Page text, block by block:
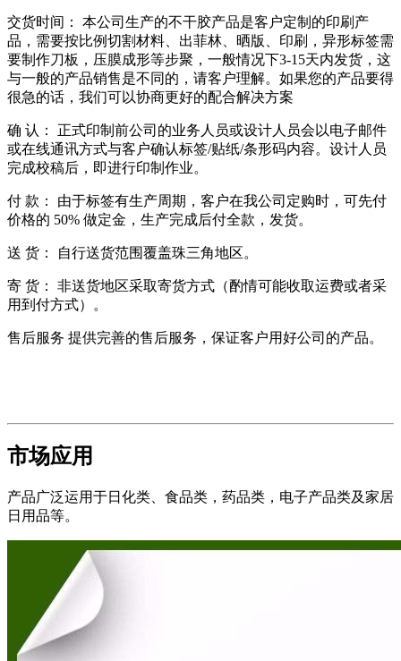
交货时间： 本公司生产的不干胶产品是客户定制的印刷产
品，需要按比例切割材料、出菲林、晒版、印刷，异形标签需
要制作刀板，压膜成形等步聚，一般情况下3-15天内发货，这
与一般的产品销售是不同的，请客户理解。如果您的产品要得
很急的话，我们可以协商更好的配合解决方案
确 认： 正式印制前公司的业务人员或设计人员会以电子邮件
或在线通讯方式与客户确认标签/贴纸/条形码内容。设计人员
完成校稿后，即进行印制作业。
付 款： 由于标签有生产周期，客户在我公司定购时，可先付
价格的 50% 做定金，生产完成后付全款，发货。
送 货： 自行送货范围覆盖珠三角地区。
寄 货： 非送货地区采取寄货方式（酌情可能收取运费或者采
用到付方式）。
售后服务 提供完善的售后服务，保证客户用好公司的产品。
市场应用
产品广泛运用于日化类、食品类，药品类，电子产品类及家居
日用品等。